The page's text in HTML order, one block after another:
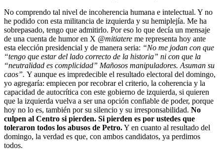
No comprendo tal nivel de incoherencia humana e intelectual. Y no
he podido con esta militancia de izquierda y su hemiplejía. Me ha
sobrepasado, tengo que admitirlo. Por eso lo que decía un mensaje
de una cuenta de humor en X @mitiatere me representa hoy ante
esta elección presidencial y de manera seria: “No me jodan con que
“tengo que estar del lado correcto de la historia” ni con que la
“neutralidad es complicidad” Mañosos manipuladores. Asuman su
caos”. Y aunque es impredecible el resultado electoral del domingo,
yo agregaría: empiecen por recobrar el criterio, la coherencia y la
capacidad de autocrítica con este gobierno de izquierda, si quieren
que la izquierda vuelva a ser una opción confiable de poder, porque
hoy no lo es, también por su silencio y su irresponsabilidad. No
culpen al Centro si pierden. Si pierden es por ustedes que
toleraron todos los abusos de Petro.Y en cuanto al resultado del
domingo, la verdad es que, con ambos candidatos, ya perdimos
todos.